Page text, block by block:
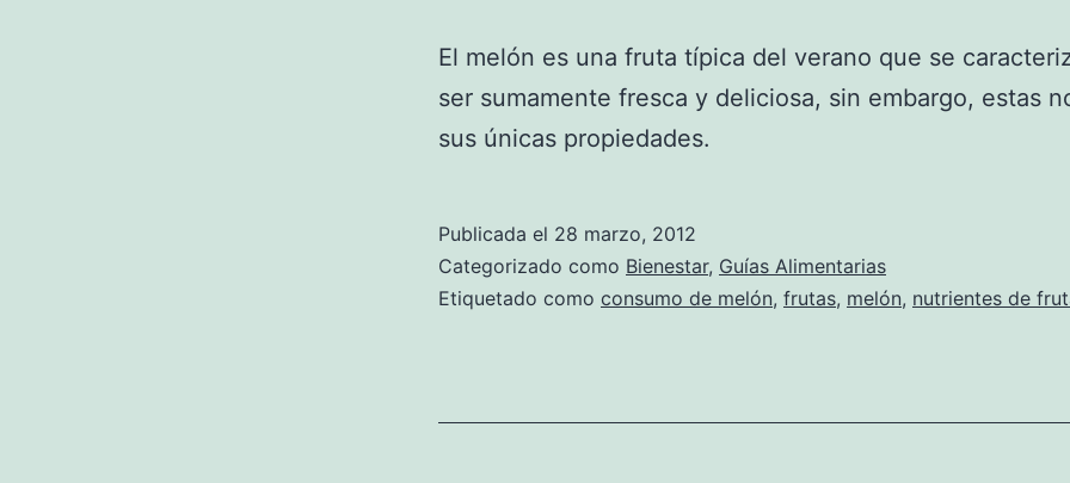
El melón es una fruta típica del verano que se
ser sumamente fresca y deliciosa, sin embargo, estas
sus únicas propiedades.
Publicada el 28 marzo, 2012
Categorizado como Bienestar, Guías Alimentarias
Etiquetado como consumo de melón, frutas, melón, nutrientes de